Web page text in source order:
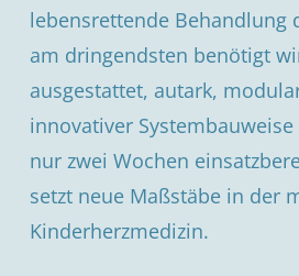
lebensrettende Behandlung
am dringendsten benötigt
ausgestattet, autark,
innovativer
nur zwei Wochen
setzt neue Maßstäbe in der
Kinderherzmedizin.